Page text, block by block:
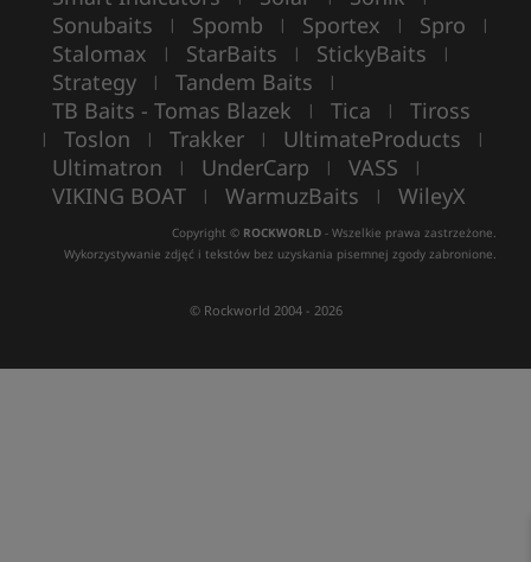
Sonubaits | Spomb | Sportex | Spro |
Stalomax | StarBaits | StickyBaits |
Strategy | Tandem Baits |
TB Baits - Tomas Blazek | Tica | Tiross
| Toslon | Trakker | UltimateProducts |
Ultimatron | UnderCarp | VASS |
VIKING BOAT | WarmuzBaits | WileyX
Copyright © ROCKWORLD - Wszelkie prawa zastrzeżone.
Wykorzystywanie zdjęć i tekstów bez uzyskania pisemnej zgody zabronione.
© Rockworld 2004 - 2026